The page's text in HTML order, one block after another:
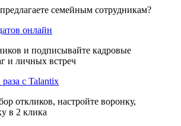
семейным сотрудникам?
онлайн
и подписывайте кадровые
и личных встреч
с Talantix
откликов, настройте воронку,
в 2 клика